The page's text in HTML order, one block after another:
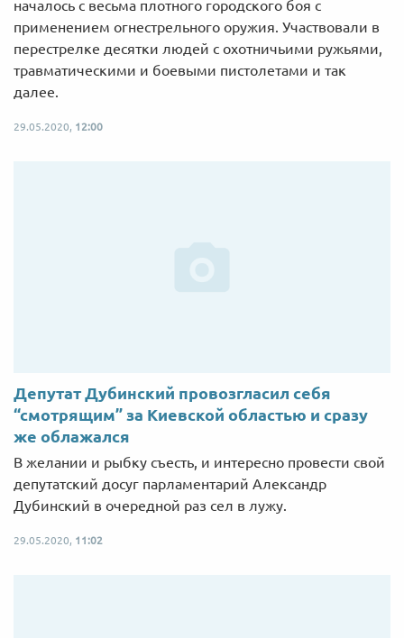
началось с весьма плотного городского боя с
применением огнестрельного оружия. Участвовали в
перестрелке десятки людей с охотничьими ружьями,
травматическими и боевыми пистолетами и так
далее.
29.05.2020, 12:00
Депутат Дубинский провозгласил себя
“смотрящим” за Киевской областью и сразу
же облажался
В желании и рыбку съесть, и интересно провести свой
депутатский досуг парламентарий Александр
Дубинский в очередной раз сел в лужу.
29.05.2020, 11:02